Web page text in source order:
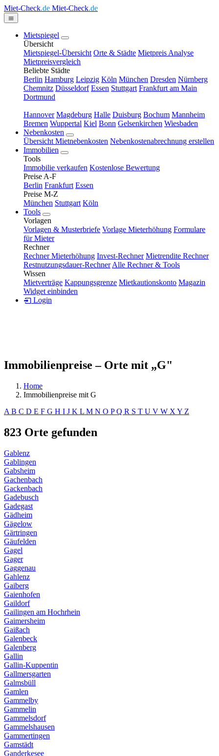
Miet-Check.de Miet-Check.de
Mietspiegel
Übersicht
Mietspiegel-Übersicht Orte & Städte Mietpreis Analyse
Mietpreisvergleich
Beliebte Städte
Berlin Hamburg Leipzig Köln München Dresden Nürnberg
Chemnitz Düsseldorf Essen Stuttgart Frankfurt am Main
Dortmund
Hannover Magdeburg Halle Duisburg Bochum Mannheim
Bremen Wuppertal Kiel Bonn Gelsenkirchen Wiesbaden
Nebenkosten
Übersicht Mietnebenkosten Nebenkostenabrechnung erstellen
Immobilien
Tools
Immobilie verkaufen Kostenlose Bewertung
Preise A-F
Berlin Frankfurt Essen
Preise M-Z
München Stuttgart Köln
Tools
Vorlagen
Vorlagen & Musterbriefe Vorlage Mieterhöhung Formulare
für Mieter
Rechner
Rechner Mieterhöhung Invest-Rechner Mietrendite Rechner
Restnutzungsdauer-Rechner Alle Rechner & Tools
Wissen
Mietverträge Kappungsgrenze Mietkautionskonto Magazin
Widget einbinden
Login
Immobilienpreise – Orte mit „G"
Home
Immobilienpreise mit G
A B C D E F G H I J K L M N O PQ R S T U V W X Y Z
823 Orte gefunden
Gablenz
Gablingen
Gabsheim
Gachenbach
Gackenbach
Gadebusch
Gadegast
Gädheim
Gägelow
Gärtringen
Gäufelden
Gagel
Gager
Gaggenau
Gahlenz
Gaiberg
Gaienhofen
Gaildorf
Gailingen am Hochrhein
Gaimersheim
Gaißach
Galenbeck
Galenberg
Gallin
Gallin-Kuppentin
Gallmersgarten
Galmsbüll
Gamlen
Gammelby
Gammelin
Gammelsdorf
Gammelshausen
Gammertingen
Gamstädt
Ganderkesee